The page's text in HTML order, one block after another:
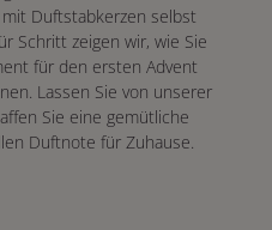
Duftstabkerzen selbst
Schritt zeigen wir, wie Sie
für den ersten Advent
Lassen Sie von unserer
Sie eine gemütliche
Duftnote für Zuhause.